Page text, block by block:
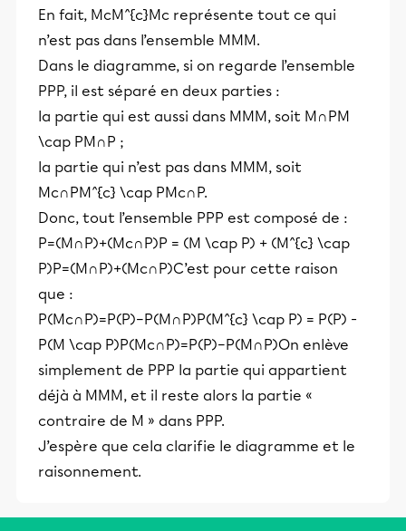
En fait, McM^{c}Mc représente tout ce qui
n’est pas dans l’ensemble MMM.
Dans le diagramme, si on regarde l’ensemble
PPP, il est séparé en deux parties :
la partie qui est aussi dans MMM, soit M∩PM
\cap PM∩P ;
la partie qui n’est pas dans MMM, soit
Mc∩PM^{c} \cap PMc∩P.
Donc, tout l’ensemble PPP est composé de :
P=(M∩P)+(Mc∩P)P = (M \cap P) + (M^{c} \cap
P)P=(M∩P)+(Mc∩P)C’est pour cette raison
que :
P(Mc∩P)=P(P)−P(M∩P)P(M^{c} \cap P) = P(P) -
P(M \cap P)P(Mc∩P)=P(P)−P(M∩P)On enlève
simplement de PPP la partie qui appartient
déjà à MMM, et il reste alors la partie «
contraire de M » dans PPP.
J’espère que cela clarifie le diagramme et le
raisonnement.